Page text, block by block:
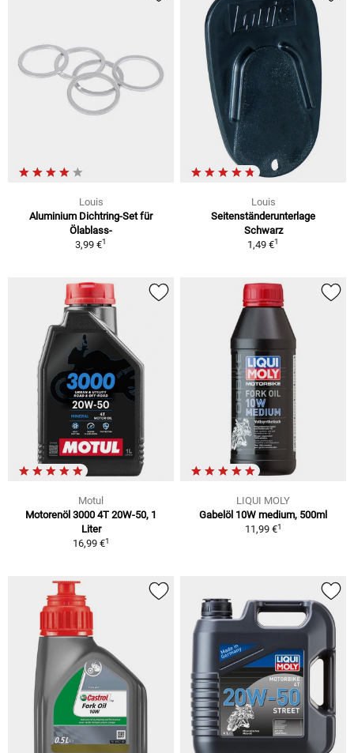
Louis
Aluminium Dichtring-Set für
Ölablass-
3,99 €1
Louis
Seitenständerunterlage
Schwarz
1,49 €1
Motul
Motorenöl 3000 4T 20W-50, 1
Liter
16,99 €1
LIQUI MOLY
Gabelöl 10W medium, 500ml
11,99 €1